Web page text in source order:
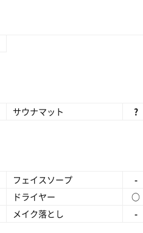
サウナマット ?
フェイスソープ
-
ドライヤー
○
メイク落とし
-